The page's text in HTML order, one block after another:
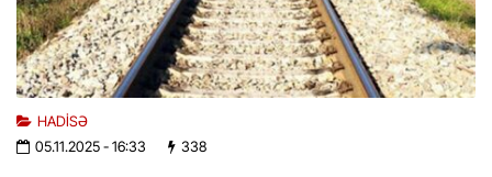
HADISƏ
05.11.2025- 16:33 338